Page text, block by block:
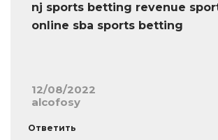
nj sports betting revenue
online sba sports betting
12/08/2022
alcofosy
Ответить